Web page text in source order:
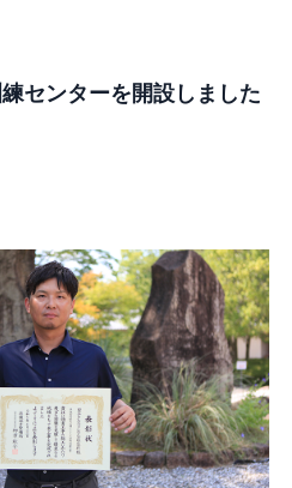
センターを開設しました